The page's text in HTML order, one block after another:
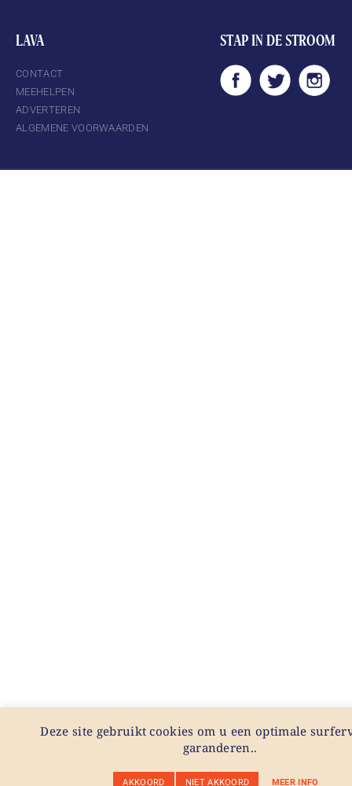
LAVA
CONTACT
MEEHELPEN
ADVERTEREN
ALGEMENE VOORWAARDEN
STAP IN DE STROOM
Deze site gebruikt cookies om u een optimale
garanderen..
AKKOORD NIET AKKOORD MEER INFO